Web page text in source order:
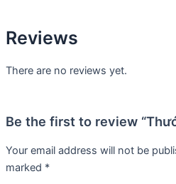
Reviews
There are no reviews yet.
Be the first to review
Your email address will not be
marked *